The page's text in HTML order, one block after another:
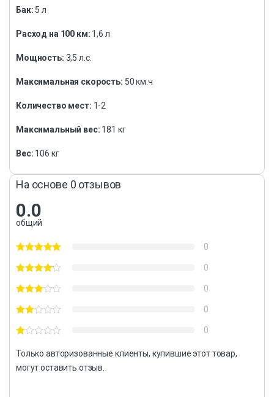
Бак: 5 л
Расход на 100 км: 1,6 л
Мощность: 3,5 л.с.
Максимальная скорость: 50 км.ч
Количество мест: 1-2
Максимальный вес: 181 кг
Вес: 106 кг
На основе 0 отзывов
0.0
общий
0
0
0
0
0
Только авторизованные клиенты, купившие этот товар,
могут оставить отзыв.